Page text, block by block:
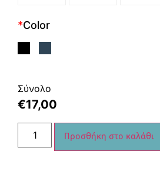
*Color
Σύνολο
€17,00
Προσθήκη στο καλάθι